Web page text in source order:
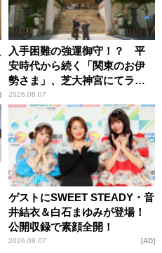
入手困難の強運御守！？ 平
安時代から続く「関東のお伊
勢さま」、芝大神宮にてラン
パンプスが合格祈願！
2026.08.07
ゲストにSWEET STEADY・音
井結衣＆白石まゆみが登場！
公開収録で素顔全開！
2026.08.07 AD